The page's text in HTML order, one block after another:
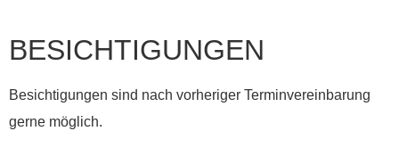
BESICHTIGUNGEN
Besichtigungen sind nach vorheriger Terminvereinbarung
gerne möglich.